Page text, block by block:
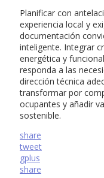
Planificar con
experiencia local y
documentación
inteligente. Integrar
energética y
responda a las
dirección técnica
transformar por
ocupantes y añadir
sostenible.
share
tweet
gplus
share